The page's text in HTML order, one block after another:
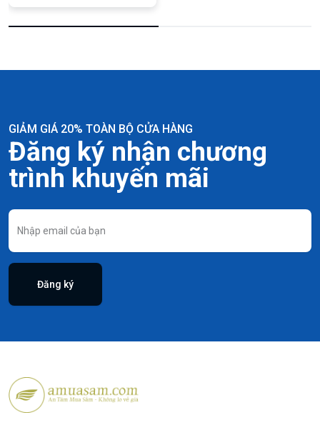
GIẢM GIÁ 20% TOÀN BỘ CỬA HÀNG
Đăng ký nhận chương
trình khuyến mãi
Đăng ký